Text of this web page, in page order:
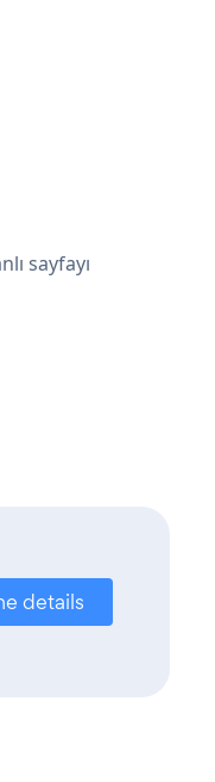
sayfayı
details